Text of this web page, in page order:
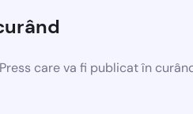
care va fi publicat în